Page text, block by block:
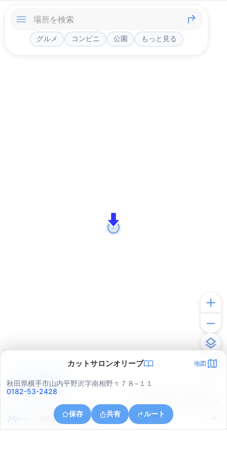
グルメ コンビニ 公園 もっと見る
カットサロンオリーブ 地図
秋田県横手市山内平野沢字南相野々７８−１１
0182-53-2428
保存 共有 ルート
秋田県横手市山内筏
アプリで見る